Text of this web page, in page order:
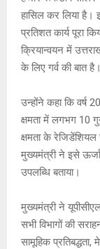
हासिल कर लिया है।
प्रतिशत कार्य पूरा
क्रियान्वयन में
के लिए गर्व की बात है।
उन्होंने कहा कि वर्ष
क्षमता में लगभग 10
क्षमता के
मुख्यमंत्री ने इसे
उपलब्धि बताया।
मुख्यमंत्री ने
सभी विभागों की
सामूहिक